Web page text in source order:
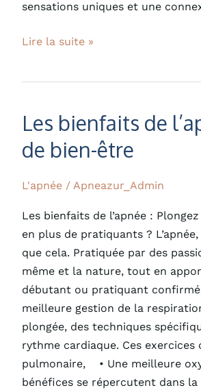
sensations uniques et une
Lire la suite »
Les bienfaits de
de bien-être
L'apnée / Apneazur_Admin
Les bienfaits de l’apnée :
en plus de pratiquants ?
que cela. Pratiquée par des
même et la nature, tout en
débutant ou pratiquant
meilleure gestion de la
plongée, des techniques
rythme cardiaque. Ces
pulmonaire, • Une meilleure
bénéfices se répercutent dans
Les
de
:
Plongez
dans
un
univers
de
sérénité
et
de
bien-
être